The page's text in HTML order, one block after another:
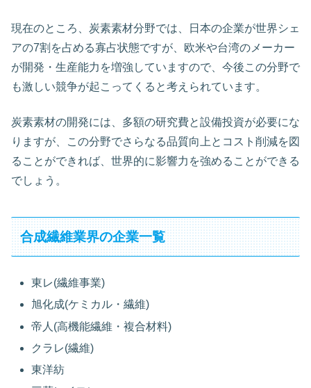
現在のところ、炭素素材分野では、日本の企業が世界シェ
アの7割を占める寡占状態ですが、欧米や台湾のメーカー
が開発・生産能力を増強していますので、今後この分野で
も激しい競争が起こってくると考えられています。
炭素素材の開発には、多額の研究費と設備投資が必要にな
りますが、この分野でさらなる品質向上とコスト削減を図
ることができれば、世界的に影響力を強めることができる
でしょう。
合成繊維業界の企業一覧
東レ(繊維事業)
旭化成(ケミカル・繊維)
帝人(高機能繊維・複合材料)
クラレ(繊維)
東洋紡